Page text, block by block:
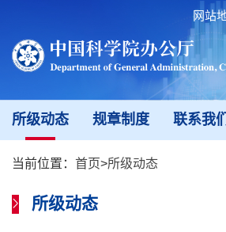
网站
所级动态 规章制度 联系我
当前位置： 首页>所级动态
所级动态